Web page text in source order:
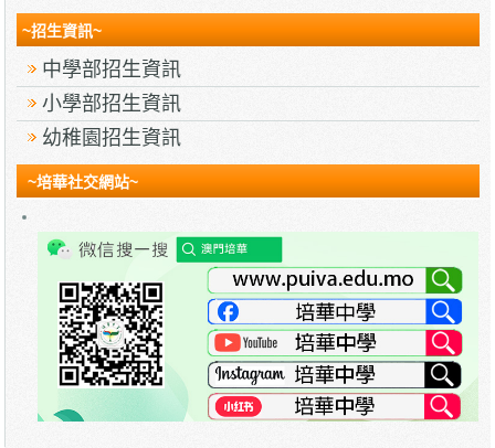
~招生資訊~
中學部招生資訊
小學部招生資訊
幼稚園招生資訊
~培華社交網站~